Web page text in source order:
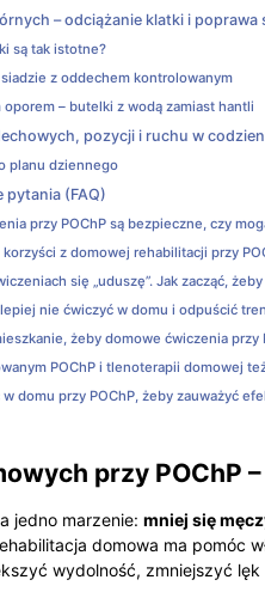
– odciążanie klatki i poprawa
są tak istotne?
z oddechem kontrolowanym
– butelki z wodą zamiast hantli
pozycji i ruchu w
planu dziennego
pytania (FAQ)
przy POChP są bezpieczne, czy
z domowej rehabilitacji przy
się „uduszę”. Jak zacząć,
nie ćwiczyć w domu i odpuścić
żeby domowe ćwiczenia przy
POChP i tlenoterapii domowej
domu przy POChP, żeby zauważyć
przy POChP
jedno marzenie: mniej się
domowa ma pomóc
wydolność, zmniejszyć